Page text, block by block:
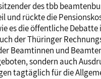
des tbb
und rückte die
es die öffentliche
der Thüringer
Beamtinnen und
sondern auch
tagtäglich für die